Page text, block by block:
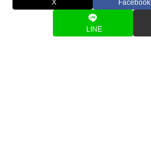
X Facebook
LINE